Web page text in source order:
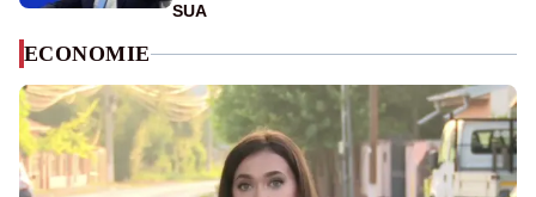
SUA
ECONOMIE